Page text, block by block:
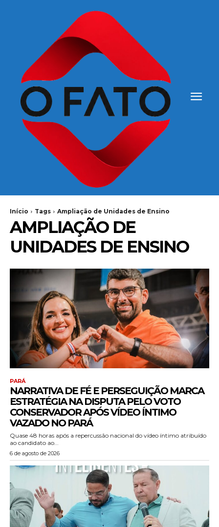
Início Tags Ampliação de Unidades de Ensino
AMPLIAÇÃO DE
UNIDADES DE ENSINO
PARÁ
NARRATIVA DE FÉ E PERSEGUIÇÃO MARCA
ESTRATÉGIA NA DISPUTA PELO VOTO
CONSERVADOR APÓS VÍDEO ÍNTIMO
VAZADO NO PARÁ
Quase 48 horas após a repercussão nacional do vídeo íntimo atribuído
ao candidato ao...
6 de agosto de 2026